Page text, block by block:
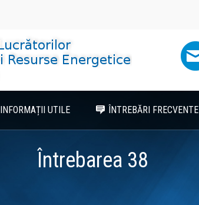
INFORMAȚII UTILE ÎNTREBĂRI FRECVENTE
Întrebarea 38